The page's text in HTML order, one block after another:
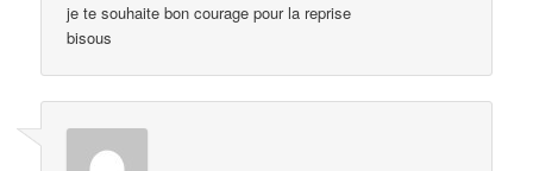
je te souhaite bon courage pour la reprise
bisous